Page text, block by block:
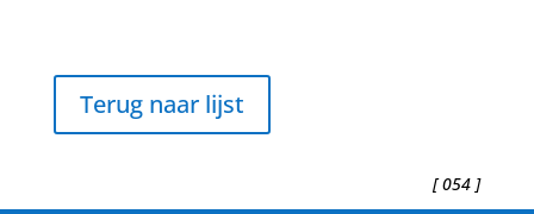
Terug naar lijst
[ 054 ]